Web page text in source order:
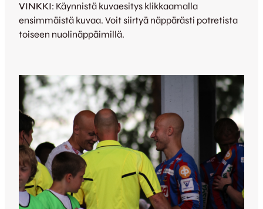
VINKKI: Käynnistä kuvaesitys klikkaamalla
ensimmäistä kuvaa. Voit siirtyä näppärästi potretista
toiseen nuolinäppäimillä.